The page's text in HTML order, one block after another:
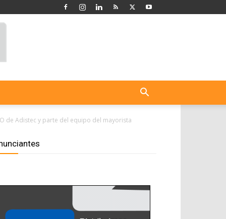
de Adistec y parte del equipo del mayorista